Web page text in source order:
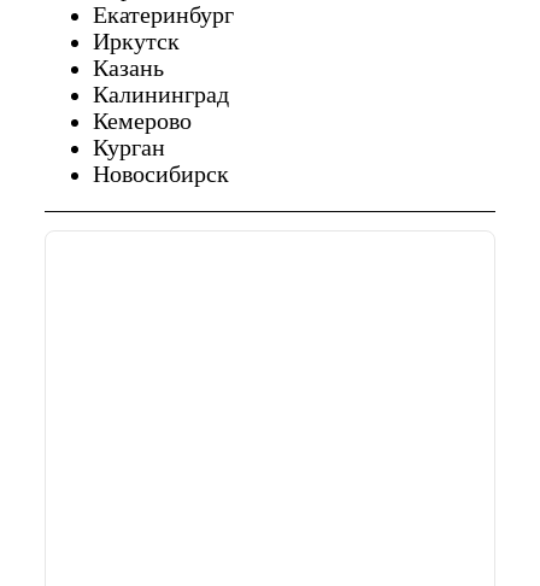
Екатеринбург
Иркутск
Казань
Калининград
Кемерово
Курган
Новосибирск